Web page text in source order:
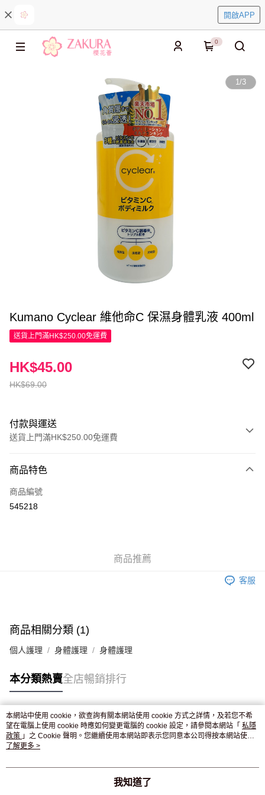
開啟APP
0
1/3
Kumano Cyclear 維他命C 保濕身體乳液 400ml
送貨上門滿HK$250.00免運費
HK$69.00
HK$45.00
付款與運送
送貨上門滿HK$250.00免運費
信用卡
Apple Pay
付款後門市自取，訂單確認後2-4個工作天到店，7天內取。逾期後
商品特色
商品編號
545218
商品推薦
客服
商品相關分類 (1)
個人護理 身體護理 身體護理
本分類熱賣全店暢銷排行
熱門標籤
熱銷排行
本網站中使用 cookie，欲查詢有關本網站使用 cookie 方式之詳情，及若您不希
望在電腦上使用 cookie 時應如何變更電腦的 cookie 設定，請參閱本網站「 私隱
政策 」之 Cookie 聲明。您繼續使用本網站即表示您同意本公司得按本網站使用
條款之 Cookie 聲明使用 cookie。
了解更多 >
我知道了